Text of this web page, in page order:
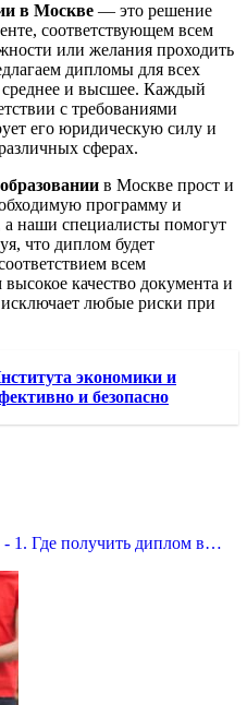
в Москве — это решение
соответствующем всем
или желания проходить
дипломы для всех
среднее и высшее. Каждый
с требованиями
его юридическую силу и
сферах.
в Москве прост и
программу и
а наши специалисты помогут
что диплом будет
всем
качество документа и
любые риски при
экономики и
и безопасно
- 1. Где получить диплом в…